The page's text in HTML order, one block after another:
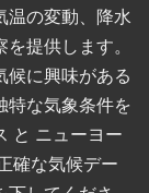
温の変動、降水
提供します。
候に興味がある
特な気象条件を
と ニューヨー
確な気候デー